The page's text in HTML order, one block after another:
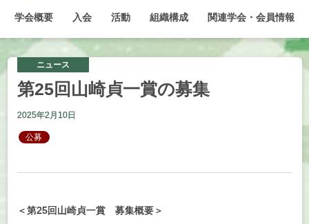
学会概要 入会 活動 組織構成 関連学会 ・ 会員情報
ニュース
第25回山崎貞一賞の募集
2025年2月10日
公募
＜第25回山崎貞一賞 募集概要＞